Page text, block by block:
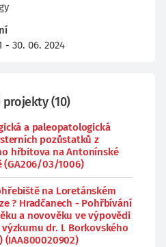
- 30. 06. 2024
projekty(10)
a paleopatologická
pozůstatků z
hřbitova na Antonínské
(GA206/03/1006)
na Loretánském
? Hradčanech - Pohřbívání
a novověku ve výpovědi
dr. I. Borkovského
(IAA800020902)